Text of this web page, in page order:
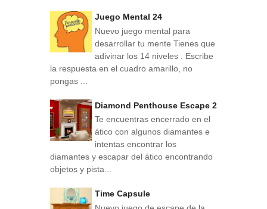
Juego Mental 24
Nuevo juego mental para
desarrollar tu mente Tienes que
adivinar los 14 niveles . Escribe
la respuesta en el cuadro amarillo, no
pongas ...
Diamond Penthouse Escape 2
Te encuentras encerrado en el
ático con algunos diamantes e
intentas encontrar los
diamantes y escapar del ático encontrando
objetos y pista...
Time Capsule